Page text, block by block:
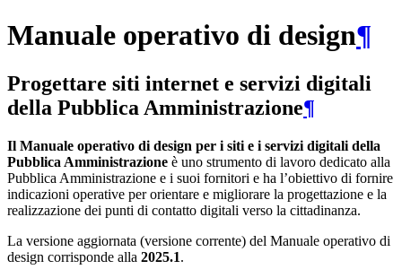
Manuale operativo di design¶
Progettare siti internet e servizi digitali
della Pubblica Amministrazione¶
Il Manuale operativo di design per i siti e i servizi digitali della
Pubblica Amministrazione è uno strumento di lavoro dedicato alla
Pubblica Amministrazione e i suoi fornitori e ha l’obiettivo di fornire
indicazioni operative per orientare e migliorare la progettazione e la
realizzazione dei punti di contatto digitali verso la cittadinanza.
La versione aggiornata (versione corrente) del Manuale operativo di
design corrisponde alla 2025.1.